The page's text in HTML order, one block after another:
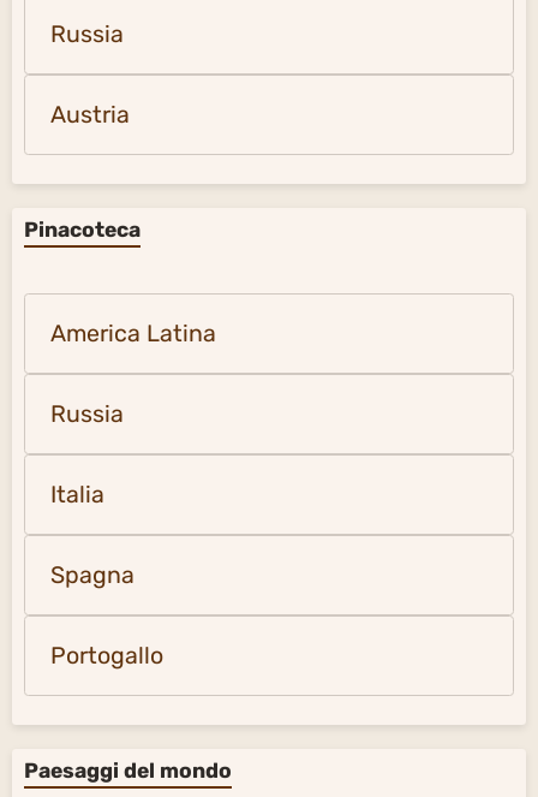
Russia
Austria
Pinacoteca
America Latina
Russia
Italia
Spagna
Portogallo
Paesaggi del mondo